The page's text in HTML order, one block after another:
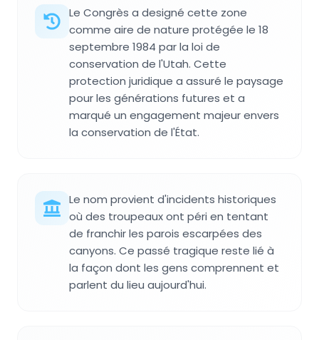
Le Congrès a designé cette zone
comme aire de nature protégée le 18
septembre 1984 par la loi de
conservation de l'Utah. Cette
protection juridique a assuré le paysage
pour les générations futures et a
marqué un engagement majeur envers
la conservation de l'État.
Le nom provient d'incidents historiques
où des troupeaux ont péri en tentant
de franchir les parois escarpées des
canyons. Ce passé tragique reste lié à
la façon dont les gens comprennent et
parlent du lieu aujourd'hui.